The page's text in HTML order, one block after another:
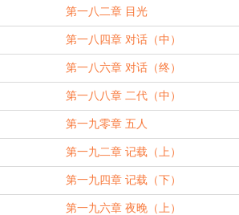
第一八二章 目光
第一八四章 对话（中）
第一八六章 对话（终）
第一八八章 二代（中）
第一九零章 五人
第一九二章 记载（上）
第一九四章 记载（下）
第一九六章 夜晚（上）